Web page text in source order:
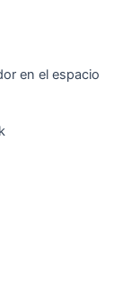
en el espacio